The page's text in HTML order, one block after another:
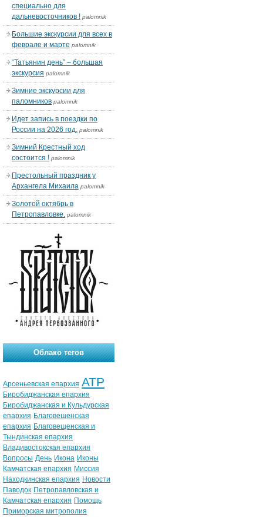
специально для
дальневосточников ! palomnik
Большие экскурсии для всех в
феврале и марте palomnik
“Татьянин день” – большая
экскурсия palomnik
Зимние экскурсии для
паломников palomnik
Идет запись в поездки по
России на 2026 год. palomnik
Зимний Крестный ход
состоится ! palomnik
Престольный праздник у
Архангела Михаила palomnik
Золотой октябрь в
Петропавловке. palomnik
Облако тегов
Арсеньевская епархия АТР
Биробиджанская епархия
Биробиджанская и Кульдурская
епархия Благовещенская
епархия Благовещенская и
Тындинская епархия
Владивостокская епархия
Вопросы День Икона Иконы
Камчатская епархия Миссия
Находкинская епархия Новости
Паводок Петропавловская и
Камчатская епархия Помощь
Приморская митрополия